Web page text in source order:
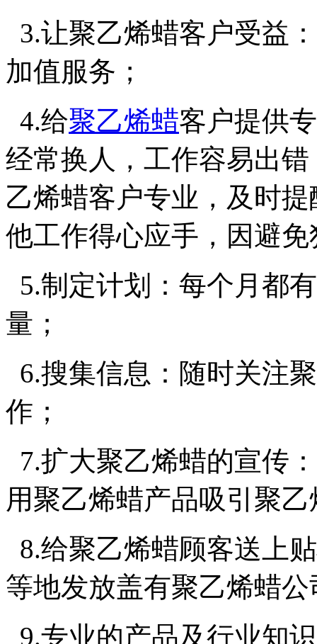
3.让聚乙烯蜡客户受益
加值服务；
4.给聚乙烯蜡客户提供
经常换人，工作容易出
乙烯蜡客户专业，及时
他工作得心应手，因避
5.制定计划：每个月都
量；
6.搜集信息：随时关注
作；
7.扩大聚乙烯蜡的宣传
用聚乙烯蜡产品吸引聚
8.给聚乙烯蜡顾客送上
等地发放盖有聚乙烯蜡
9.专业的产品及行业知